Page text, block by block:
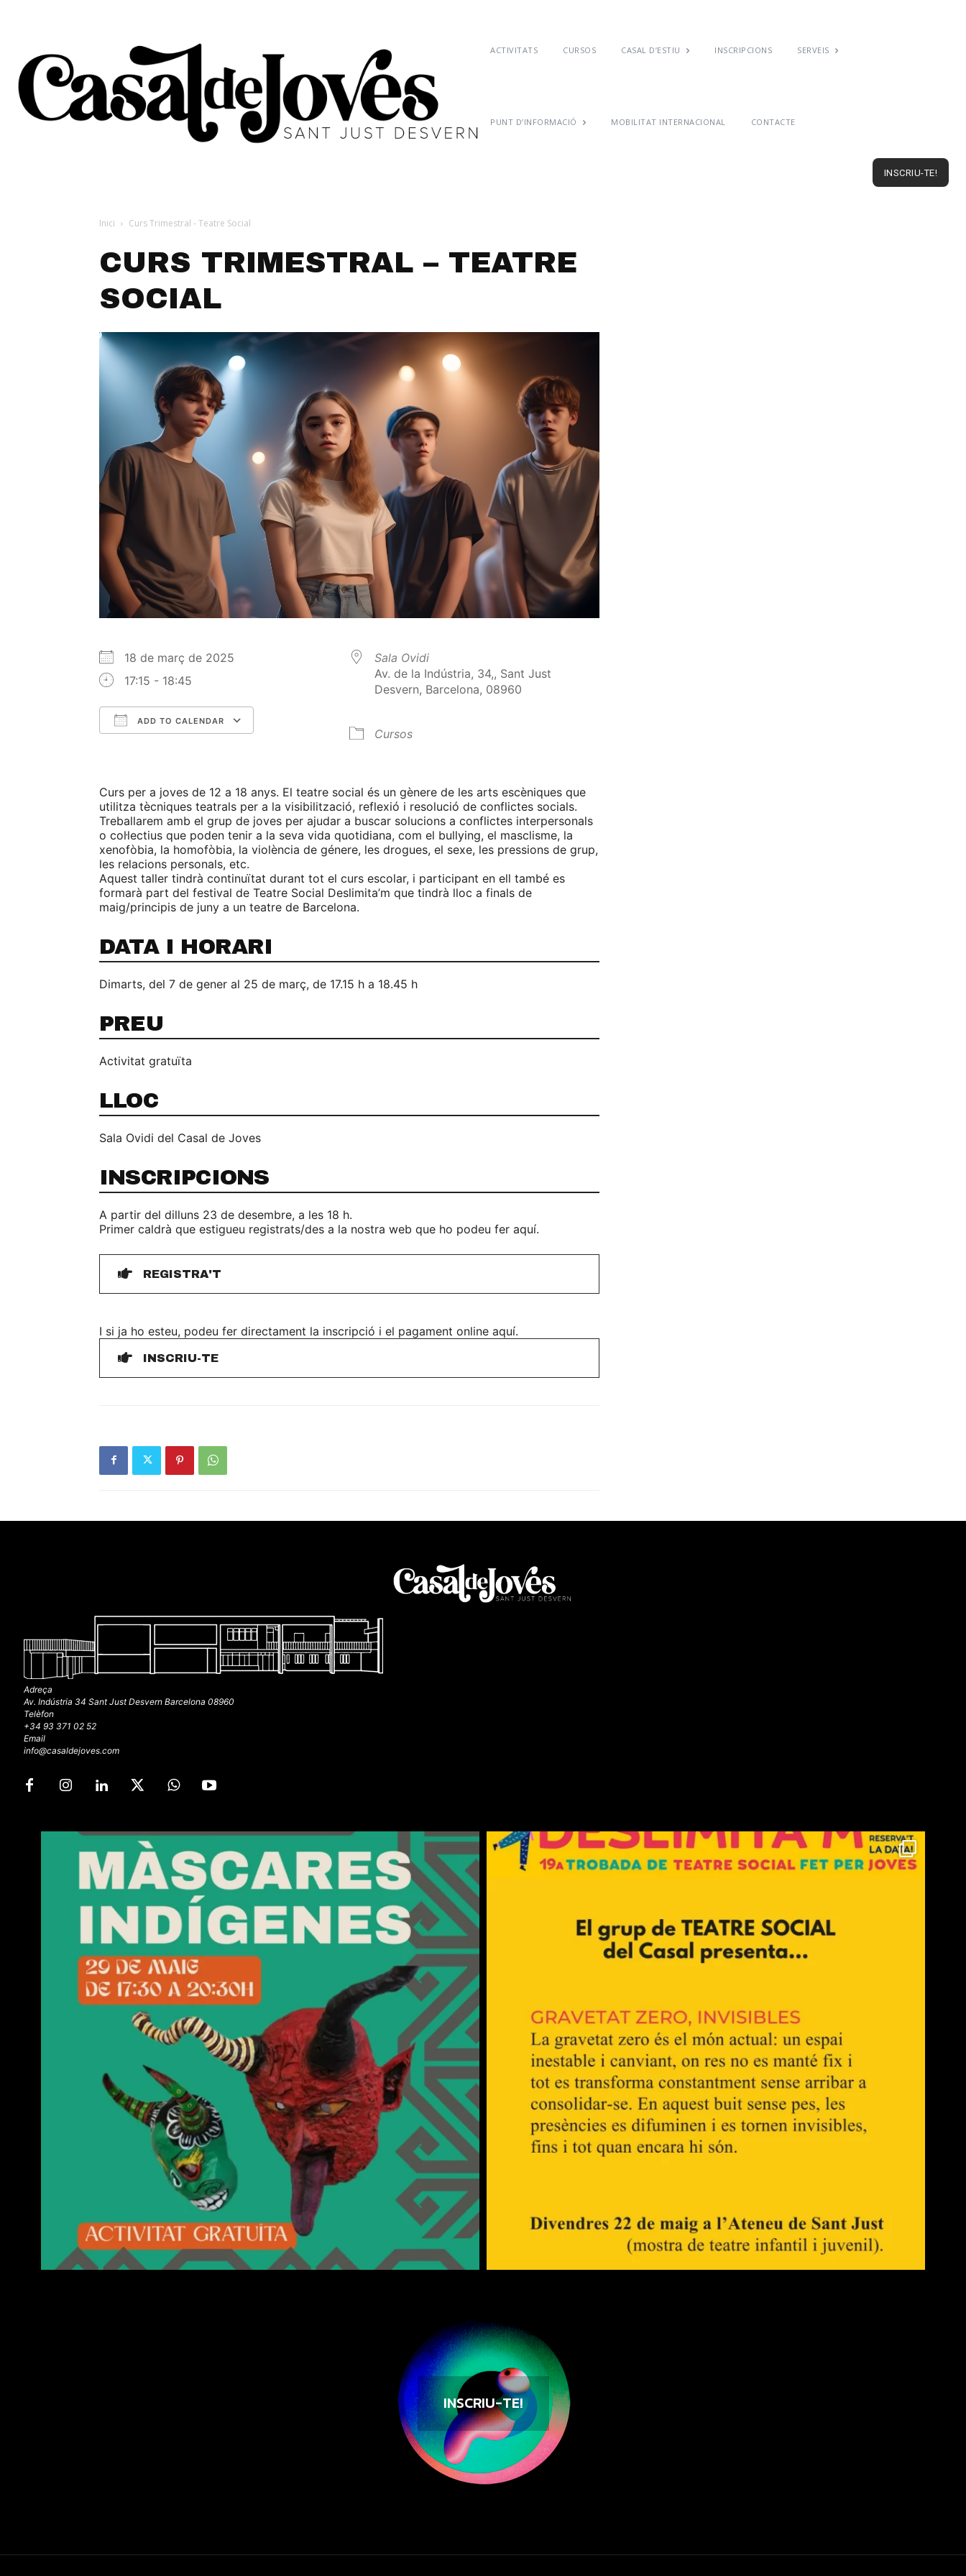
ACTIVITATS CURSOS CASAL D’ESTIU INSCRIPCIONS SERVEIS
PUNT D’INFORMACIÓ MOBILITAT INTERNACIONAL CONTACTE
INSCRIU-TE!
Inici Curs Trimestral - Teatre Social
CURS TRIMESTRAL – TEATRE
SOCIAL
18 de març de 2025
17:15 - 18:45
ADD TO CALENDAR
Sala Ovidi
Av. de la Indústria, 34,, Sant Just
Desvern, Barcelona, 08960
Cursos
Curs per a joves de 12 a 18 anys. El teatre social és un gènere de les arts escèniques que
utilitza tècniques teatrals per a la visibilització, reflexió i resolució de conflictes socials.
Treballarem amb el grup de joves per ajudar a buscar solucions a conflictes interpersonals
o col·lectius que poden tenir a la seva vida quotidiana, com el bullying, el masclisme, la
xenofòbia, la homofòbia, la violència de génere, les drogues, el sexe, les pressions de grup,
les relacions personals, etc.
Aquest taller tindrà continuïtat durant tot el curs escolar, i participant en ell també es
formarà part del festival de Teatre Social Deslimita’m que tindrà lloc a finals de
maig/principis de juny a un teatre de Barcelona.
DATA I HORARI
Dimarts, del 7 de gener al 25 de març, de 17.15 h a 18.45 h
PREU
Activitat gratuïta
LLOC
Sala Ovidi del Casal de Joves
INSCRIPCIONS
A partir del dilluns 23 de desembre, a les 18 h.
Primer caldrà que estigueu registrats/des a la nostra web que ho podeu fer aquí.
REGISTRA'T
I si ja ho esteu, podeu fer directament la inscripció i el pagament online aquí.
INSCRIU-TE
Adreça
Av. Indústria 34 Sant Just Desvern Barcelona 08960
Telèfon
+34 93 371 02 52
Email
info@casaldejoves.com
INSCRIU-TE!